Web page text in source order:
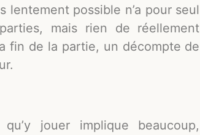
lentement possible n’a pour seul
mais rien de réellement
fin de la partie, un décompte de
jouer implique beaucoup,